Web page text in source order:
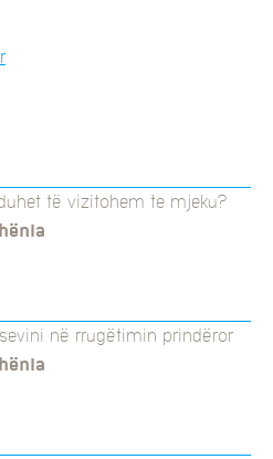
të vizitohem te mjeku?
në rrugëtimin prindëror